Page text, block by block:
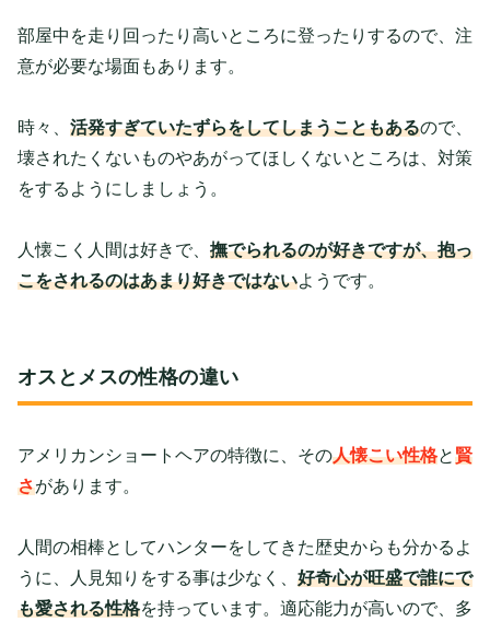
部屋中を走り回ったり高いところに登ったりするので、注
意が必要な場面もあります。
時々、 活発すぎていたずらをしてしまうこともあるので、
壊されたくないものやあがってほしくないところは、対策
をするようにしましょう。
人懐こく人間は好きで、 撫でられるのが好きですが、抱っ
こをされるのはあまり好きではないようです。
オスとメスの性格の違い
アメリカンショートヘアの特徴に、その人懐こい性格と賢
さがあります。
人間の相棒としてハンターをしてきた歴史からも分かるよ
うに、人見知りをする事は少なく、 好奇心が旺盛で誰にで
も愛される性格を持っています。適応能力が高いので、多